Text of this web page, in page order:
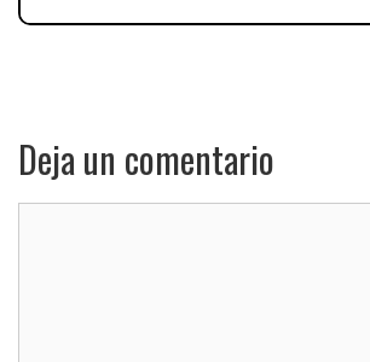
Deja un comentario